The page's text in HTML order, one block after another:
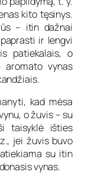
kito tęsinys.
– itin dažnai
ir lengvi
patiekalais, o
aromato vynas
kad mėsa
o žuvis – su
taisyklė išties
jei žuvis buvo
su itin
vynas.